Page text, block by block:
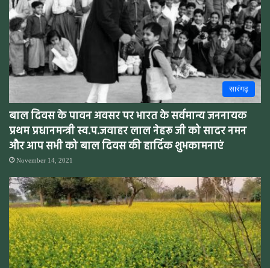
सारंगढ़
बाल दिवस के पावन अवसर पर भारत के सर्वमान्य जननायक
प्रथम प्रधानमन्त्री स्व.प.जवाहर लाल नेहरू जी को सादर नमन
और आप सभी को बाल दिवस की हार्दिक शुभकामनाएं
November 14, 2021